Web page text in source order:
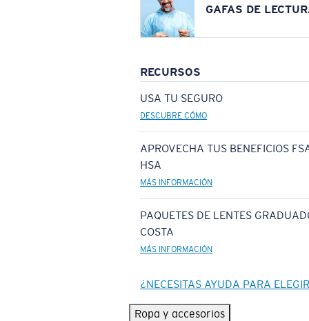
GAFAS DE
RECURSOS
USA TU SEGURO
DESCUBRE CÓMO
APROVECHA TUS BENEFICIOS
HSA
MÁS INFORMACIÓN
PAQUETES DE LENTES
COSTA
MÁS INFORMACIÓN
¿NECESITAS AYUDA PARA
Ropa y accesorios